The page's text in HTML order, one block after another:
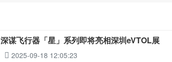
深谋飞行器「星」系列即将亮相深圳eVTOL展
2025-09-18 12:05:23